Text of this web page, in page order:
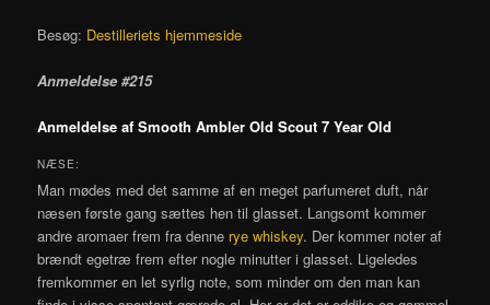
Besøg: Destilleriets hjemmeside
Anmeldelse #215
Anmeldelse af Smooth Ambler Old Scout 7 Year Old
NÆSE:
Man mødes med det samme af en meget parfumeret duft, når
næsen første gang sættes hen til glasset. Langsomt kommer
andre aromaer frem fra denne rye whiskey. Der kommer noter af
brændt egetræ frem efter nogle minutter i glasset. Ligeledes
fremkommer en let syrlig note, som minder om den man kan